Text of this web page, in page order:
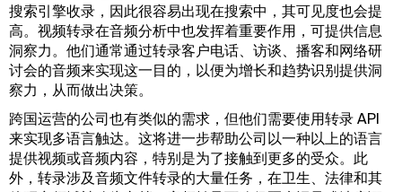
搜索引擎收录，因此很容易出现在搜索中，其可见度也会提
高。视频转录在音频分析中也发挥着重要作用，可提供信息
洞察力。他们通常通过转录客户电话、访谈、播客和网络研
讨会的音频来实现这一目的，以便为增长和趋势识别提供洞
察力，从而做出决策。
跨国运营的公司也有类似的需求，但他们需要使用转录 API
来实现多语言触达。这将进一步帮助公司以一种以上的语言
提供视频或音频内容，特别是为了接触到更多的受众。此
外，转录涉及音频文件转录的大量任务，在卫生、法律和其